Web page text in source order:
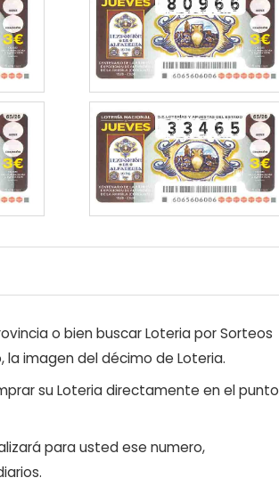
o bien buscar Loteria por Sorteos
imagen del décimo de Loteria.
su Loteria directamente en el punto
para usted ese numero,